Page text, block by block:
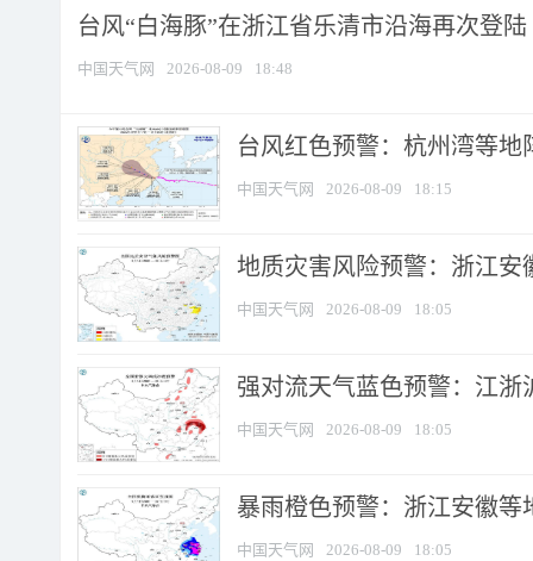
台风“白海豚”在浙江省乐清市沿海再次登陆
中国天气网 2026-08-09 18:48
台风红色预警：杭州湾等地
中国天气网 2026-08-09 18:15
地质灾害风险预警：浙江安
中国天气网 2026-08-09 18:05
强对流天气蓝色预警：江浙
中国天气网 2026-08-09 18:05
暴雨橙色预警：浙江安徽等
中国天气网 2026-08-09 18:05